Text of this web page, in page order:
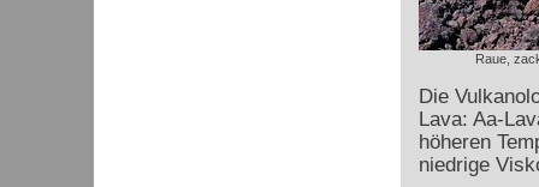
Raue,
Die
Lava: Aa-
höheren
niedrige